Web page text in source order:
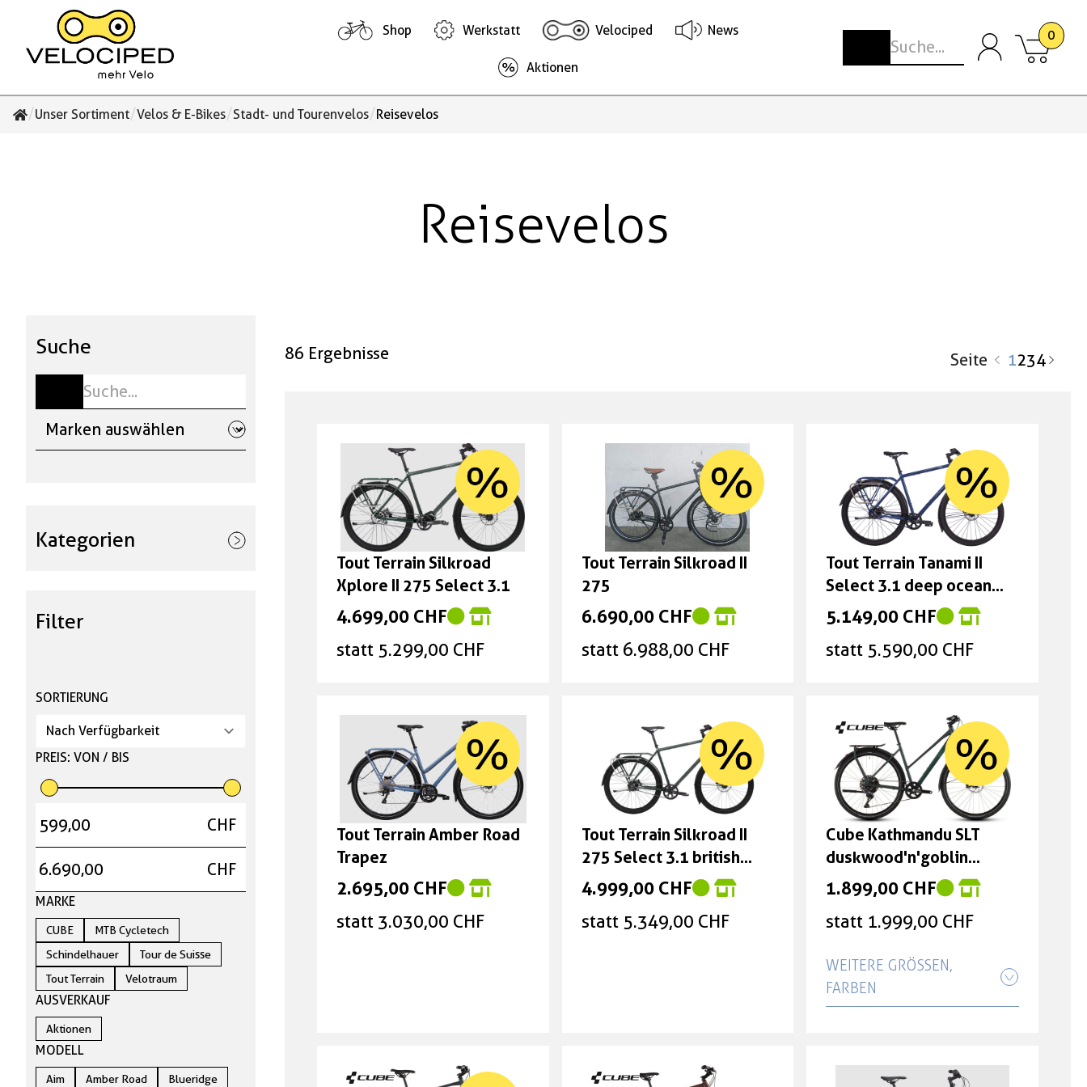
Shop Werkstatt Velociped News
Aktionen
0
/Unser Sortiment/Velos & E-Bikes/Stadt- und Tourenvelos/Reisevelos
Reisevelos
Suche
Kategorien
Elektrovelos
Gravelbikes
E-Rennvelos und E-
Gravelbikes
Faltvelos
Filter
SORTIERUNG
PREIS: VON / BIS
CHF
CHF
MARKE
CUBE
MTB Cycletech
Schindelhauer
Tour de Suisse
Tout Terrain
Velotraum
AUSVERKAUF
Aktionen
MODELL
Aim Amber Road
Blueridge
86 Ergebnisse Seite 1234
Tout Terrain Silkroad
Xplore II 275 Select 3.1
4.699,00 CHF
statt 5.299,00 CHF
Tout Terrain Silkroad II
275
6.690,00 CHF
statt 6.988,00 CHF
Tout Terrain Tanami II
Select 3.1 deep ocean
blue metallic glanz
Grösse: XL
5.149,00 CHF
statt 5.590,00 CHF
Tout Terrain Amber Road
Trapez
2.695,00 CHF
statt 3.030,00 CHF
Tout Terrain Silkroad II
275 Select 3.1 british
green Grösse: M
4.999,00 CHF
statt 5.349,00 CHF
Cube Kathmandu SLT
duskwood'n'goblin
Größe: Trapeze 50 cm
1.899,00 CHF
statt 1.999,00 CHF
WEITERE GRÖSSEN, F
ARBEN
Trapeze 46 cm